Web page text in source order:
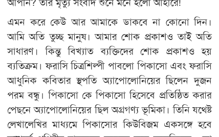
এমন করে কেউ আর আমাকে ডাকবে না কোনো দিন।
আমি অতি তুচ্ছ মানুষ। আমার শোক প্রকাশও তাই অতি
সাধারণ। কিন্তু বিখ্যাত ব্যক্তিদের শোক প্রকাশও হয়
ব্যতিক্রম। ফরাসি চিত্রশিল্পী পাবলো পিকাসো এবং ফরাসি
আধুনিক কবিতার স্থপতি অ্যাপোলোনিয়ের ছিলেন দুজন
পরম বন্ধু। পিকাসো কে পিকাসো হিসেবে প্রতিষ্ঠিত করার
পেছনে অ্যাপোলোনিয়ের ছিল অগ্রগণ্য ভূমিকা। তিনি যথেষ্ট
লেখালেখির মাধ্যমে পিকাসোর কিউবিজম একসঙ্গে হবে